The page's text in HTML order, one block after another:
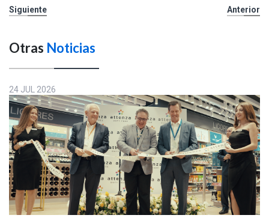
Siguiente Anterior
Otras Noticias
24 JUL 2026